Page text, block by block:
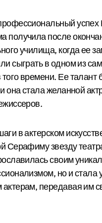
успех
получила после
училища, когда ее
сыграть в одном из
времени. Ее талант
она стала желанной
в актерском
Серафиму звезду
своим
но и стала
передавая им